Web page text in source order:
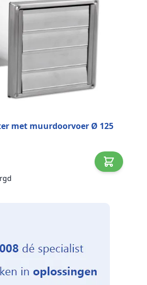
met muurdoorvoer Ø 125